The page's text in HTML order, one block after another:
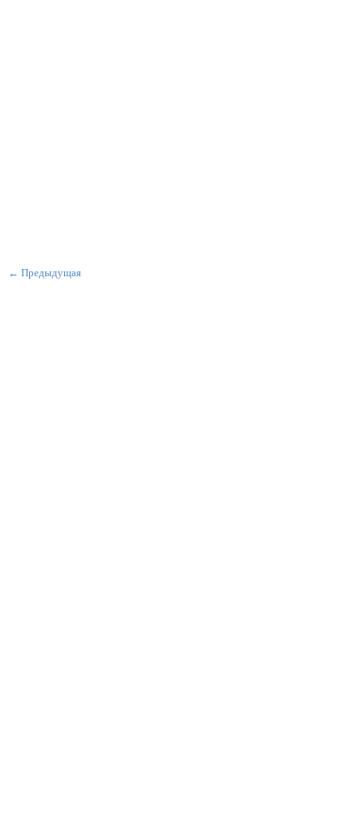
← Предыдущая